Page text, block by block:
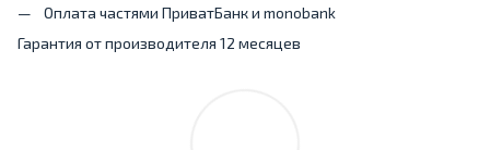
Оплата частями ПриватБанк и monobank
Гарантия от производителя 12 месяцев